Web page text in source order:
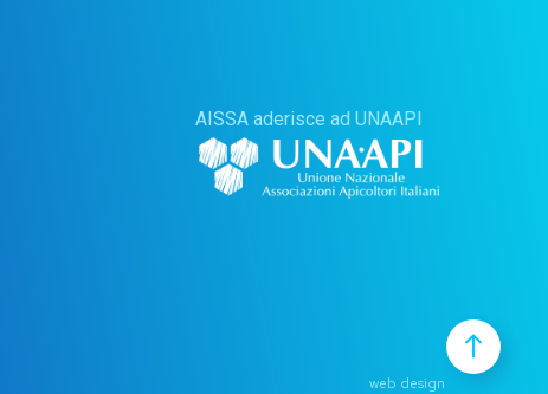
AISSA aderisce ad UNAAPI
web design